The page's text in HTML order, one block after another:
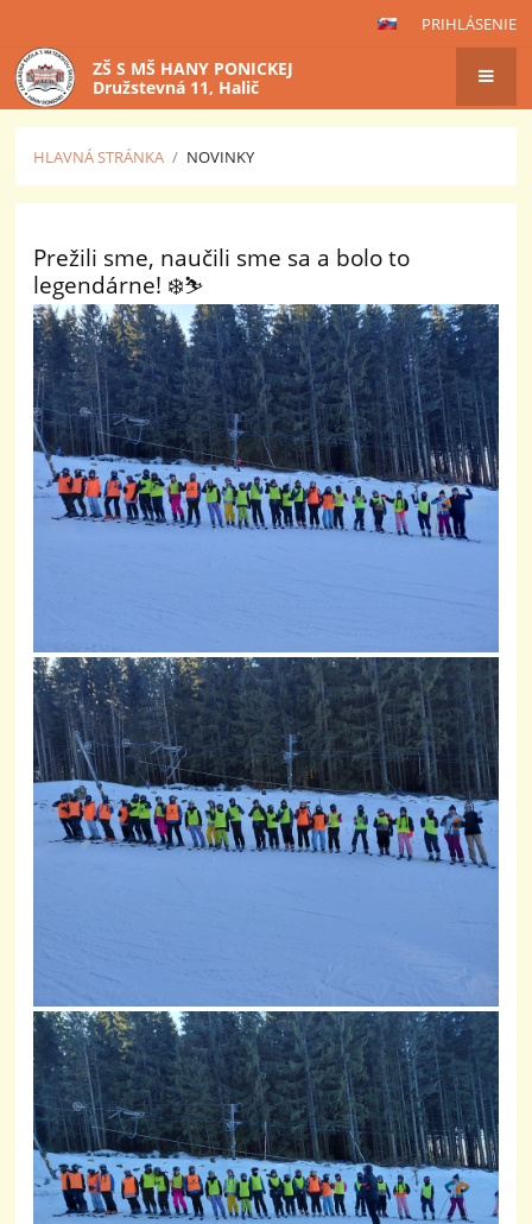
PRIHLÁSENIE
ZŠ S MŠ HANY PONICKEJ
Družstevná 11, Halič
HLAVNÁ STRÁNKA / NOVINKY
Prežili sme, naučili sme sa a bolo to
legendárne! ❄️⛷️